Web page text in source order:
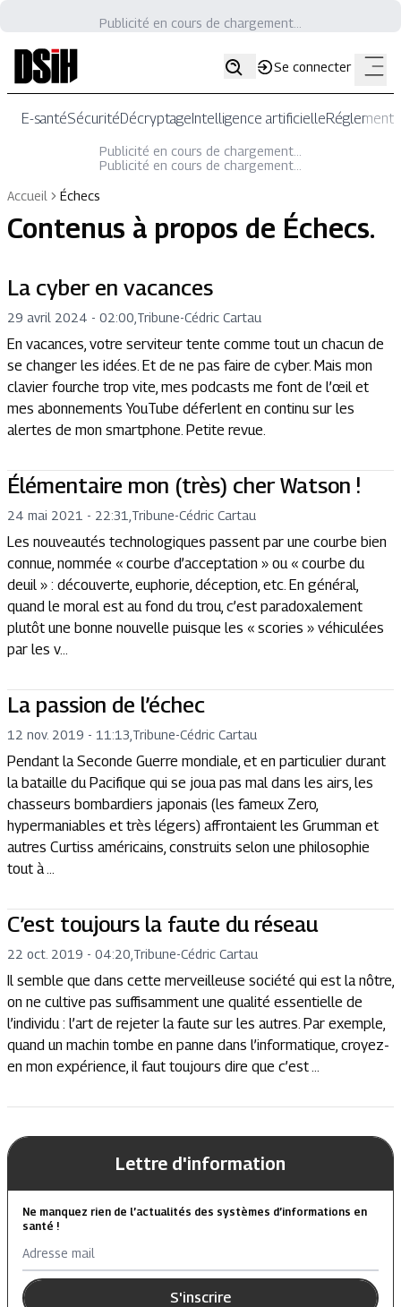
Publicité en cours de chargement...
Se connecter
E-santéSécuritéDécryptageIntelligence artificielle
Publicité en cours de chargement...
Publicité en cours de chargement...
Accueil
Échecs
Contenus à propos de Échecs.
La cyber en vacances
29 avril 2024 - 02:00 Tribune-Cédric Cartau
En vacances, votre serviteur tente comme tout un chacun de
se changer les idées. Et de ne pas faire de cyber. Mais mon
clavier fourche trop vite, mes podcasts me font de l’œil et
mes abonnements YouTube déferlent en continu sur les
alertes de mon smartphone. Petite revue.
Élémentaire mon (très) cher Watson !
24 mai 2021 - 22:31 Tribune-Cédric Cartau
Les nouveautés technologiques passent par une courbe bien
connue, nommée « courbe d’acceptation » ou « courbe du
deuil » : découverte, euphorie, déception, etc. En général,
quand le moral est au fond du trou, c’est paradoxalement
plutôt une bonne nouvelle puisque les « scories » véhiculées
par les v...
La passion de l’échec
12 nov. 2019 - 11:13 Tribune-Cédric Cartau
Pendant la Seconde Guerre mondiale, et en particulier durant
la bataille du Pacifique qui se joua pas mal dans les airs, les
chasseurs bombardiers japonais (les fameux Zero,
hypermaniables et très légers) affrontaient les Grumman et
autres Curtiss américains, construits selon une philosophie
tout à ...
C’est toujours la faute du réseau
22 oct. 2019 - 04:20 Tribune-Cédric Cartau
Il semble que dans cette merveilleuse société qui est la nôtre,
on ne cultive pas suffisamment une qualité essentielle de
l’individu : l’art de rejeter la faute sur les autres. Par exemple,
quand un machin tombe en panne dans l’informatique, croyez-
en mon expérience, il faut toujours dire que c’est ...
Lettre d'information
Ne manquez rien de l’actualités des systèmes d’informations en
santé !
Adresse mail
S'inscrire